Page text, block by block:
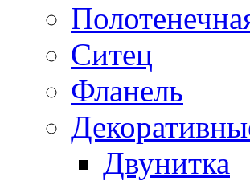
Ситец
Фланель
Двунитка